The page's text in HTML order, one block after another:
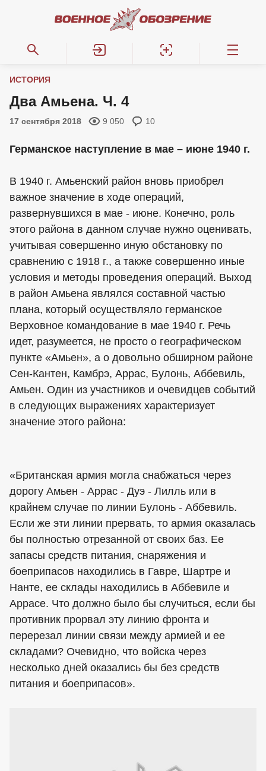
ИСТОРИЯ
Два Амьена. Ч. 4
17 сентября 2018 9 050 10
Германское наступление в мае – июне 1940 г.
В 1940 г. Амьенский район вновь приобрел
важное значение в ходе операций,
развернувшихся в мае - июне. Конечно, роль
этого района в данном случае нужно оценивать,
учитывая совершенно иную обстановку по
сравнению с 1918 г., а также совершенно иные
условия и методы проведения операций. Выход
в район Амьена являлся составной частью
плана, который осуществляло германское
Верховное командование в мае 1940 г. Речь
идет, разумеется, не просто о географическом
пункте «Амьен», а о довольно обширном районе
Сен-Кантен, Камбрэ, Аррас, Булонь, Аббевиль,
Амьен. Один из участников и очевидцев событий
в следующих выражениях характеризует
значение этого района:
«Британская армия могла снабжаться через
дорогу Амьен - Аррас - Дуэ - Лилль или в
крайнем случае по линии Булонь - Аббевиль.
Если же эти линии прервать, то армия оказалась
бы полностью отрезанной от своих баз. Ее
запасы средств питания, снаряжения и
боеприпасов находились в Гавре, Шартре и
Нанте, ее склады находились в Аббевиле и
Аррасе. Что должно было бы случиться, если бы
противник прорвал эту линию фронта и
перерезал линии связи между армией и ее
складами? Очевидно, что войска через
несколько дней оказались бы без средств
питания и боеприпасов».